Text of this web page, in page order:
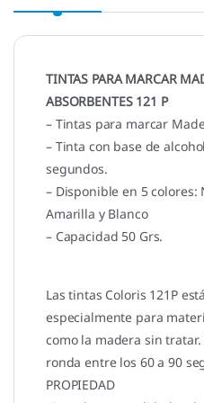
TINTAS PARA MARCAR
ABSORBENTES 121 P
– Tintas para marcar
– Tinta con base de
segundos.
– Disponible en 5 colores:
Amarilla y Blanco
– Capacidad 50 Grs.
Las tintas Coloris 121P
especialmente para
como la madera sin
ronda entre los 60 a 90
PROPIEDAD